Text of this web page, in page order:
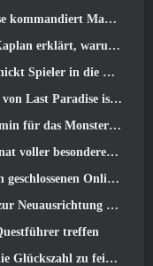
Mechs im Kampf
er Blizzard zugelassen hat
in die Zwergenminen
aber erschreckendes Kunstwerk
Mongil bekannt: Sternentauchen
besonderer Aktivitäten
MapleStory Classic World im April
und zur Einführung neuer Inhalte
treffen
Mit Jubiläumsveranstaltungen